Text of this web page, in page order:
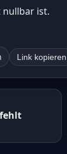
nullbar ist.
Link kopieren